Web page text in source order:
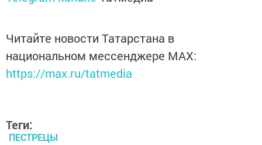
Читайте новости Татарстана в
национальном мессенджере MАХ:
https://max.ru/tatmedia
Теги:
ПЕСТРЕЦЫ